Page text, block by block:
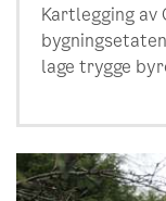
Kartlegging av
lage trygge